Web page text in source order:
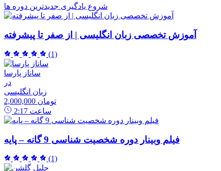
شروع یادگیری جدیدترین دوره ها
آموزش تخصصی زبان انگلیسی | از صفر تا پیشرفته
(1)
ساناز پارسا
در
زبان انگلیسی
2,000,000 تومان
2:17 ساعت
فیلم وبینار دوره شخصیت شناسی 9 گانه – پایه
(1)